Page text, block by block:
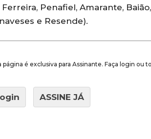
Penafiel, Amarante,
e Resende).
página é exclusiva para Assinante. Faça login ou
ASSINE JÁ